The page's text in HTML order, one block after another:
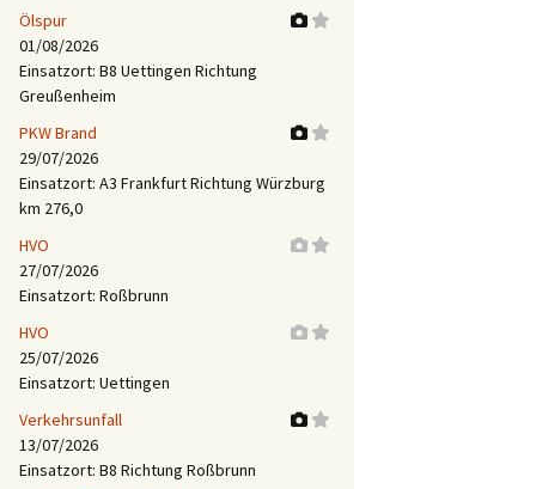
Ölspur
01/08/2026
Einsatzort: B8 Uettingen Richtung
Greußenheim
PKW Brand
29/07/2026
Einsatzort: A3 Frankfurt Richtung Würzburg
km 276,0
HVO
27/07/2026
Einsatzort: Roßbrunn
HVO
25/07/2026
Einsatzort: Uettingen
Verkehrsunfall
13/07/2026
Einsatzort: B8 Richtung Roßbrunn